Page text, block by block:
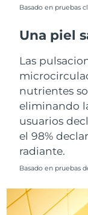
Basado en pruebas
Una piel
Las
nutrientes
eliminando
usuarios
el 98%
radiante.
Basado en pruebas
Singapur
Eslovaquia
Eslovenia
Sudáfrica
Corea del Sur
España
Suiza